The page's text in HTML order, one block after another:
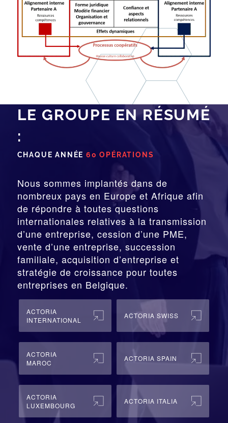
LE GROUPE EN RÉSUMÉ
:
CHAQUE ANNÉE 60 OPÉRATIONS
Nous sommes implantés dans de
nombreux pays en Europe et Afrique afin
de répondre à toutes questions
internationales relatives à la transmission
d’une entreprise, cession d’une PME,
vente d’une entreprise, succession
familiale, acquisition d’entreprise et
stratégie de croissance pour toutes
entreprises en Belgique.
ACTORIA
INTERNATIONAL
ACTORIA SWISS
ACTORIA
MAROC
ACTORIA SPAIN
ACTORIA
LUXEMBOURG
ACTORIA ITALIA